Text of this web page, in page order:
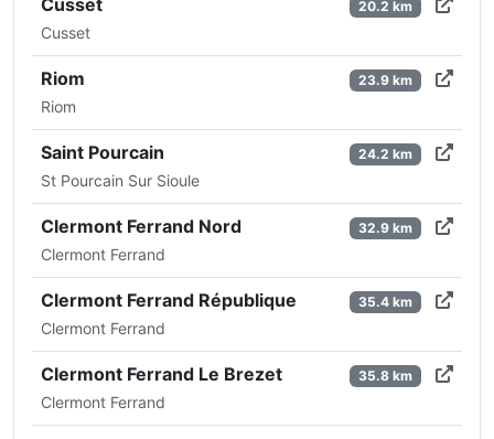
Cusset
20.2 km
Riom
Riom
23.9 km
Saint Pourcain
St Pourcain Sur Sioule
24.2 km
Clermont Ferrand Nord
Clermont Ferrand
32.9 km
Clermont Ferrand République
Clermont Ferrand
35.4 km
Clermont Ferrand Le Brezet
Clermont Ferrand
35.8 km